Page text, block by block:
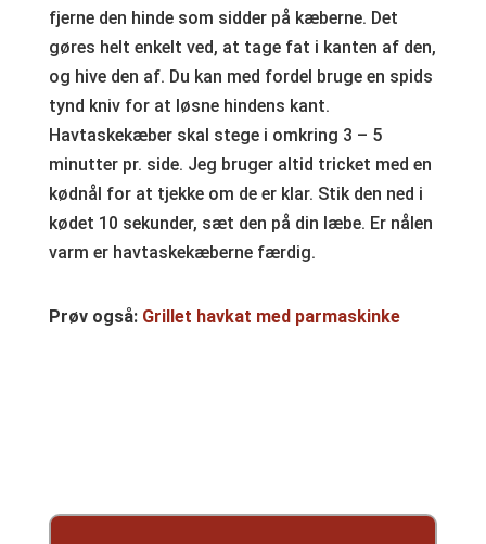
fjerne den hinde som sidder på kæberne. Det
gøres helt enkelt ved, at tage fat i kanten af den,
og hive den af. Du kan med fordel bruge en spids
tynd kniv for at løsne hindens kant.
Havtaskekæber skal stege i omkring 3 – 5
minutter pr. side. Jeg bruger altid tricket med en
kødnål for at tjekke om de er klar. Stik den ned i
kødet 10 sekunder, sæt den på din læbe. Er nålen
varm er havtaskekæberne færdig.
Prøv også: Grillet havkat med parmaskinke